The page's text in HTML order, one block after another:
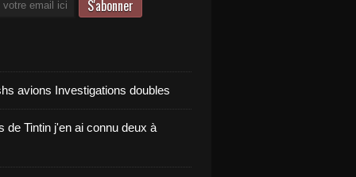
avions Investigations doubles
de Tintin j'en ai connu deux à